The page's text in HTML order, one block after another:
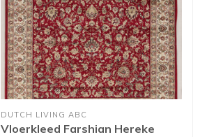
DUTCH LIVING ABC
Vloerkleed Farshian Hereke